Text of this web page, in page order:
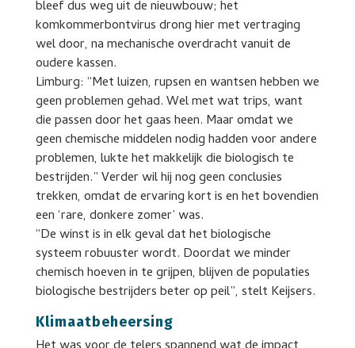
bleef dus weg uit de nieuwbouw; het
komkommerbontvirus drong hier met vertraging
wel door, na mechanische overdracht vanuit de
oudere kassen.
Limburg: “Met luizen, rupsen en wantsen hebben we
geen problemen gehad. Wel met wat trips, want
die passen door het gaas heen. Maar omdat we
geen chemische middelen nodig hadden voor andere
problemen, lukte het makkelijk die biologisch te
bestrijden.” Verder wil hij nog geen conclusies
trekken, omdat de ervaring kort is en het bovendien
een ‘rare, donkere zomer’ was.
“De winst is in elk geval dat het biologische
systeem robuuster wordt. Doordat we minder
chemisch hoeven in te grijpen, blijven de populaties
biologische bestrijders beter op peil”, stelt Keijsers.
Klimaatbeheersing